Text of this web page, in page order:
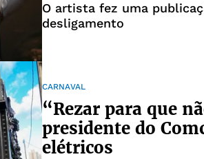
O artista fez uma
desligamento
CARNAVAL
“Rezar para que
presidente do
elétricos